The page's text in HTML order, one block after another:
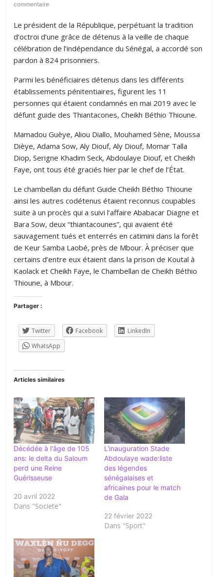
commentaire
Le président de la République, perpétuant la tradition
d’octroi d’une grâce de détenus à la veille de chaque
célébration de l’indépendance du Sénégal, a accordé son
pardon à 824 prisonniers.
Parmi les bénéficiaires détenus dans les différents
établissements pénitentiaires, figurent les 11
personnes qui étaient condamnés en mai 2019 avec le
défunt guide des Thiantacones, Cheikh Béthio Thioune.
Mamadou Guèye, Aliou Diallo, Mouhamed Sène, Moussa
Dièye, Adama Sow, Aly Diouf, Aly Diouf, Momar Talla
Diop, Serigne Khadim Seck, Abdoulaye Diouf, et Cheikh
Faye, ont tous été graciés hier par le chef de l’État.
Le chambellan du défunt Guide Cheikh Béthio Thioune
ainsi les autres codétenus étaient reconnus coupables
suite à un procès qui a suivi l’affaire Ababacar Diagne et
Bara Sow, deux “thiantacounes”, qui avaient été
sauvagement tués et enterrés en catimini dans la forêt
de Keur Samba Laobé, près de Mbour. À préciser que
certains d’entre eux étaient dans la prison de Koutal à
Kaolack et Cheikh Faye, le Chambellan de Cheikh Béthio
Thioune, à Mbour.
Partager :
Twitter Facebook
LinkedIn
WhatsApp
Articles similaires
Décédée à l'âge de 105
ans: le delta du Saloum
perd une Reine
Guérisseuse
20 avril 2022
Dans "Societe"
L'inauguration Stade
Abdoulaye wade:liste
des légendes
sénégalaises et
africaines pour le match
de Gala
22 février 2022
Dans "Sport"